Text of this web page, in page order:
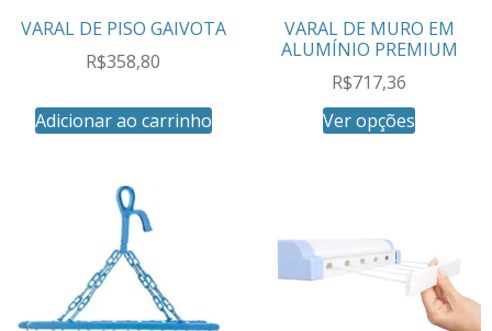
VARAL DE PISO GAIVOTA
R$358,80
Adicionar ao carrinho
VARAL DE MURO EM
ALUMÍNIO PREMIUM
R$717,36
Ver opções